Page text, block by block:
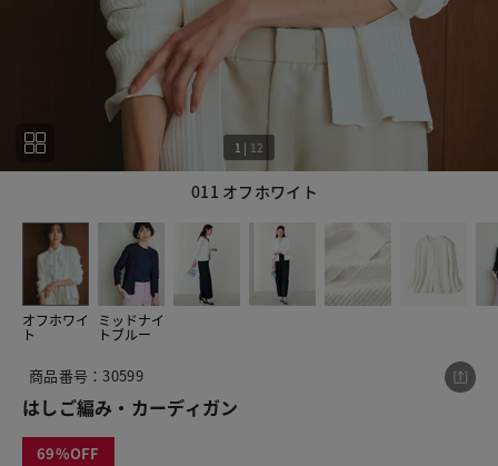
011 オフホワイト
1 | 12
オフホワイ
ト
ミッドナイ
トブルー
商品番号：30599
はしご編み・カーディガン
69
この商品をシェアする